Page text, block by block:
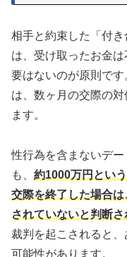
相手と約束した「付
は、受け取ったお金
要はないのが原則で
は、数ヶ月の交際の
ます。
性行為を含まないデ
も、 約1000万円とい
交際を終了した場合
されていないと判断さ
裁判を起こされると
可能性があります。